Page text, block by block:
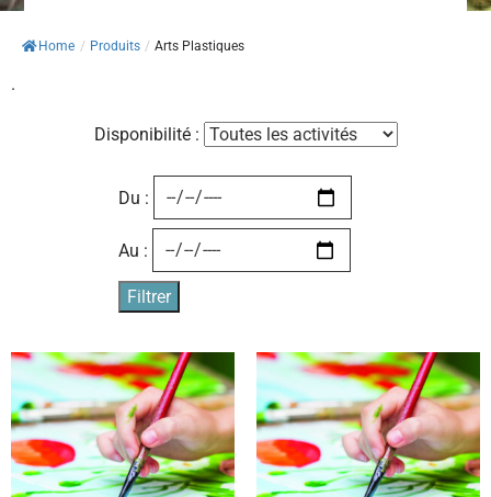
Home / Produits / Arts Plastiques
.
Disponibilité :
Du :
Au :
Filtrer